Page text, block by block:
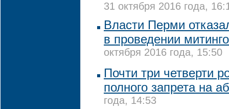
31 октября 2016 года,
Власти Перми
в проведении
октября 2016 года, 15:50
Почти три четверти
полного запрета на
года, 14:53